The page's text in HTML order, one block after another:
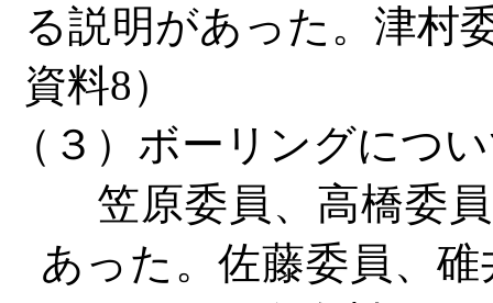
る説明があった。津村
資料8）
（３）ボーリングにつ
笠原委員、高橋委員
あった。佐藤委員、